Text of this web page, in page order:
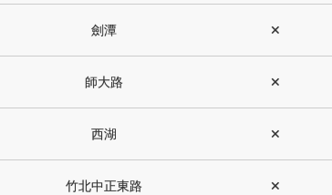
劍潭 ✕
師大路 ✕
西湖 ✕
竹北中正東路 ✕